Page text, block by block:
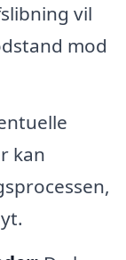
vil
mod
kan